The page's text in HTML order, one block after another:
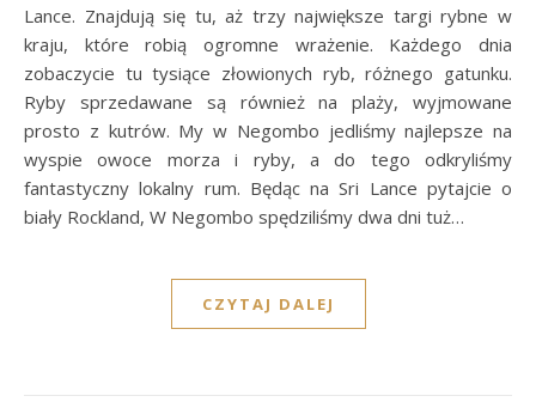
Lance. Znajdują się tu, aż trzy największe targi rybne w
kraju, które robią ogromne wrażenie. Każdego dnia
zobaczycie tu tysiące złowionych ryb, różnego gatunku.
Ryby sprzedawane są również na plaży, wyjmowane
prosto z kutrów. My w Negombo jedliśmy najlepsze na
wyspie owoce morza i ryby, a do tego odkryliśmy
fantastyczny lokalny rum. Będąc na Sri Lance pytajcie o
biały Rockland, W Negombo spędziliśmy dwa dni tuż…
CZYTAJ DALEJ